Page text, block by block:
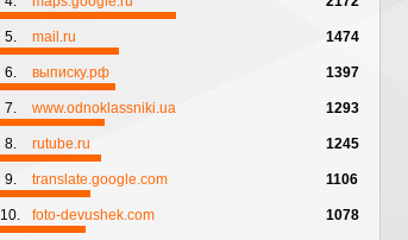
5. mail.ru 1474
6. выписку.рф 1397
7. www.odnoklassniki.ua 1293
8. rutube.ru 1245
9. translate.google.com 1106
10. foto-devushek.com 1078